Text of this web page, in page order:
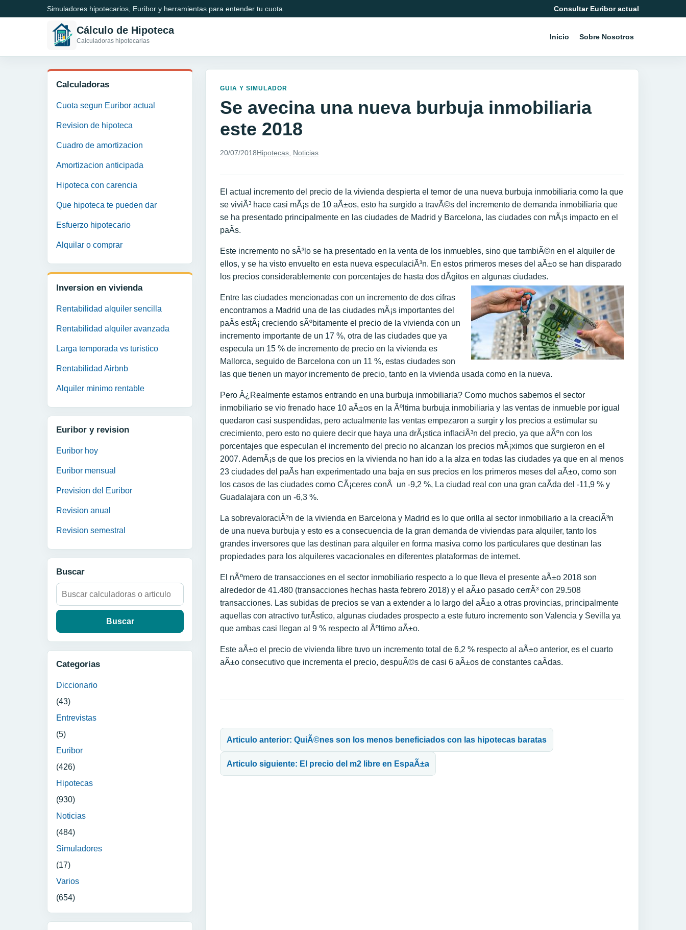
Simuladores hipotecarios, Euribor y herramientas para entender tu cuota. Consultar Euribor actual
Cálculo de Hipoteca
Calculadoras hipotecarias Inicio Sobre Nosotros
Calculadoras
Cuota segun Euribor actual
Revision de hipoteca
Cuadro de amortizacion
Amortizacion anticipada
Hipoteca con carencia
Que hipoteca te pueden dar
Esfuerzo hipotecario
Alquilar o comprar
Inversion en vivienda
Rentabilidad alquiler sencilla
Rentabilidad alquiler avanzada
Larga temporada vs turistico
Rentabilidad Airbnb
Alquiler minimo rentable
Euribor y revision
Euribor hoy
Euribor mensual
Prevision del Euribor
Revision anual
Revision semestral
Buscar
Buscar:
Categorias
Diccionario
(43)
Entrevistas
(5)
Euribor
(426)
Hipotecas
(930)
Noticias
(484)
Simuladores
(17)
Varios
(654)
GUIA Y SIMULADOR
Se avecina una nueva burbuja inmobiliaria
este 2018
20/07/2018Hipotecas Noticias
El actual incremento del precio de la vivienda despierta el temor de una nueva burbuja inmobiliaria como la que
se viviÃ³ hace casi mÃ¡s de 10 aÃ±os, esto ha surgido a travÃ©s del incremento de demanda inmobiliaria que
se ha presentado principalmente en las ciudades de Madrid y Barcelona, las ciudades con mÃ¡s impacto en el
paÃ­s.
Este incremento no sÃ³lo se ha presentado en la venta de los inmuebles, sino que tambiÃ©n en el alquiler de
ellos, y se ha visto envuelto en esta nueva especulaciÃ³n. En estos primeros meses del aÃ±o se han disparado
los precios considerablemente con porcentajes de hasta dos dÃ­gitos en algunas ciudades.
Entre las ciudades mencionadas con un incremento de dos cifras
encontramos a Madrid una de las ciudades mÃ¡s importantes del
paÃ­s estÃ¡ creciendo sÃºbitamente el precio de la vivienda con un
incremento importante de un 17 %, otra de las ciudades que ya
especula un 15 % de incremento de precio en la vivienda es
Mallorca, seguido de Barcelona con un 11 %, estas ciudades son
las que tienen un mayor incremento de precio, tanto en la vivienda usada como en la nueva.
Pero Â¿Realmente estamos entrando en una burbuja inmobiliaria? Como muchos sabemos el sector
inmobiliario se vio frenado hace 10 aÃ±os en la Ãºltima burbuja inmobiliaria y las ventas de inmueble por igual
quedaron casi suspendidas, pero actualmente las ventas empezaron a surgir y los precios a estimular su
crecimiento, pero esto no quiere decir que haya una drÃ¡stica inflaciÃ³n del precio, ya que aÃºn con los
porcentajes que especulan el incremento del precio no alcanzan los precios mÃ¡ximos que surgieron en el
2007. AdemÃ¡s de que los precios en la vivienda no han ido a la alza en todas las ciudades ya que en al menos
23 ciudades del paÃ­s han experimentado una baja en sus precios en los primeros meses del aÃ±o, como son
los casos de las ciudades como CÃ¡ceres conÂ un -9,2 %, La ciudad real con una gran caÃ­da del -11,9 % y
Guadalajara con un -6,3 %.
La sobrevaloraciÃ³n de la vivienda en Barcelona y Madrid es lo que orilla al sector inmobiliario a la creaciÃ³n
de una nueva burbuja y esto es a consecuencia de la gran demanda de viviendas para alquiler, tanto los
grandes inversores que las destinan para alquiler en forma masiva como los particulares que destinan las
propiedades para los alquileres vacacionales en diferentes plataformas de internet.
El nÃºmero de transacciones en el sector inmobiliario respecto a lo que lleva el presente aÃ±o 2018 son
alrededor de 41.480 (transacciones hechas hasta febrero 2018) y el aÃ±o pasado cerrÃ³ con 29.508
transacciones. Las subidas de precios se van a extender a lo largo del aÃ±o a otras provincias, principalmente
aquellas con atractivo turÃ­stico, algunas ciudades prospecto a este futuro incremento son Valencia y Sevilla ya
que ambas casi llegan al 9 % respecto al Ãºltimo aÃ±o.
Este aÃ±o el precio de vivienda libre tuvo un incremento total de 6,2 % respecto al aÃ±o anterior, es el cuarto
aÃ±o consecutivo que incrementa el precio, despuÃ©s de casi 6 aÃ±os de constantes caÃ­das.
Articulo anterior: QuiÃ©nes son los menos beneficiados con las hipotecas baratas
Articulo siguiente: El precio del m2 libre en EspaÃ±a